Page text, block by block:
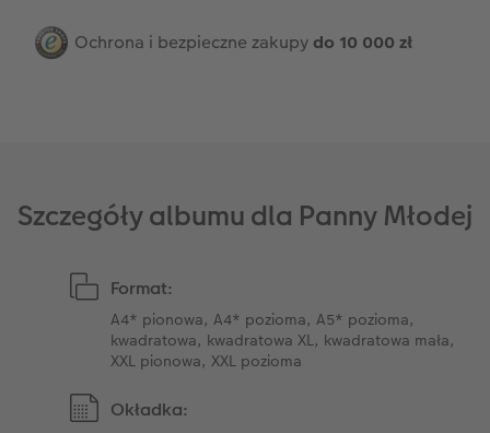
Ochrona i bezpieczne zakupy do 10 000 zł
Szczegóły albumu dla Panny Młodej
Format:
A4* pionowa, A4* pozioma, A5* pozioma,
kwadratowa, kwadratowa XL, kwadratowa mała,
XXL pionowa, XXL pozioma
Okładka: